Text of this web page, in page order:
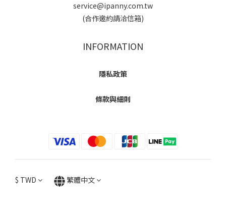
service@ipanny.com.tw
(合作邀約請洽信箱)
INFORMATION
隱私政策
條款與細則
$ TWD 繁體中文